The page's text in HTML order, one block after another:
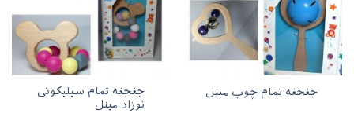
جغجغه تمام چوب مینل
جغجغه تمام سیلیکونی
نوزاد مینل